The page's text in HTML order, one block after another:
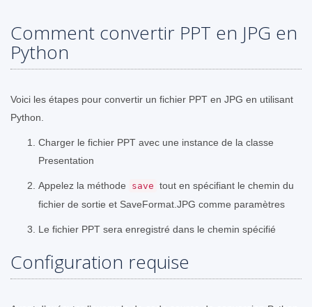
Comment convertir PPT en JPG en
Python
Voici les étapes pour convertir un fichier PPT en JPG en utilisant
Python.
Charger le fichier PPT avec une instance de la classe
Presentation
Appelez la méthode save tout en spécifiant le chemin du
fichier de sortie et SaveFormat.JPG comme paramètres
Le fichier PPT sera enregistré dans le chemin spécifié
Configuration requise